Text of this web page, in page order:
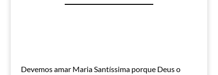
Devemos amar Maria Santíssima porque Deus o